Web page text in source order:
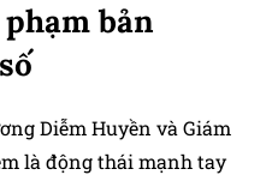
bản
Diễm Huyền và Giám
là động thái mạnh tay